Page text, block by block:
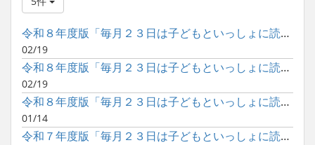
令和８年度版「毎月２３日は子どもといっしょに読書の日」ポスタ...
02/19
令和８年度版「毎月２３日は子どもといっしょに読書の日」ポスタ...
02/19
令和８年度版「毎月２３日は子どもといっしょに読書の日」ポスタ...
01/14
令和７年度版「毎月２３日は子どもといっしょに読書の日」ポスタ...